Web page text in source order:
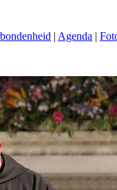
| Agenda |